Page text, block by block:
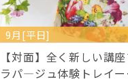
9月[平日]
【対面】全く新しい講座
ラパ―ジュ体験トレイー